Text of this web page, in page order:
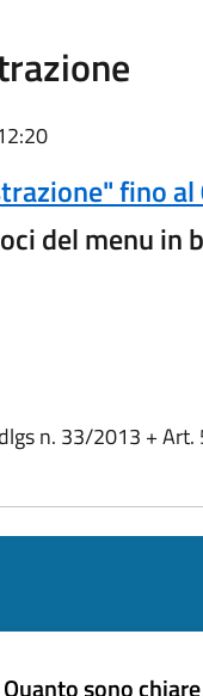
fino
del menu in
n. 33/2013 + Art.
Quanto sono